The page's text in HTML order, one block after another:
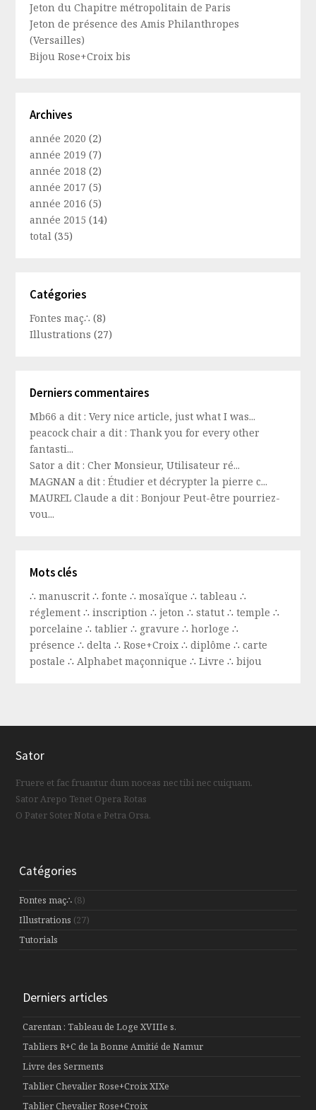
Jeton du Chapitre métropolitain de Paris
Jeton de présence des Amis Philanthropes
(Versailles)
Bijou Rose+Croix bis
Archives
année 2020 (2)
année 2019 (7)
année 2018 (2)
année 2017 (5)
année 2016 (5)
année 2015 (14)
total(35)
Catégories
Fontes maç∴ (8)
Illustrations (27)
Derniers commentaires
Mb66 a dit : Very nice article, just what I was...
peacock chair a dit : Thank you for every other
fantasti...
Sator a dit : Cher Monsieur, Utilisateur ré...
MAGNAN a dit : Étudier et décrypter la pierre c...
MAUREL Claude a dit : Bonjour Peut-être pourriez-
vou...
Mots clés
∴manuscrit∴fonte∴mosaïque∴tableau∴
réglement∴inscription∴jeton∴statut∴temple∴
porcelaine∴tablier∴ gravure∴horloge∴
présence∴delta∴Rose+Croix∴diplôme∴carte
postale∴Alphabet maçonnique∴Livre∴bijou
Sator
Fruere et fac fruantur dum noceas nec tibi nec cuiquam.
Sator Arepo Tenet Opera Rotas
O Pater Soter Nota e Petra Orsa.
Catégories
Fontes maç∴ (8)
Illustrations (27)
Tutorials
Derniers articles
Carentan : Tableau de Loge XVIIIe s.
Tabliers R+C de la Bonne Amitié de Namur
Livre des Serments
Tablier Chevalier Rose+Croix XIXe
Tablier Chevalier Rose+Croix